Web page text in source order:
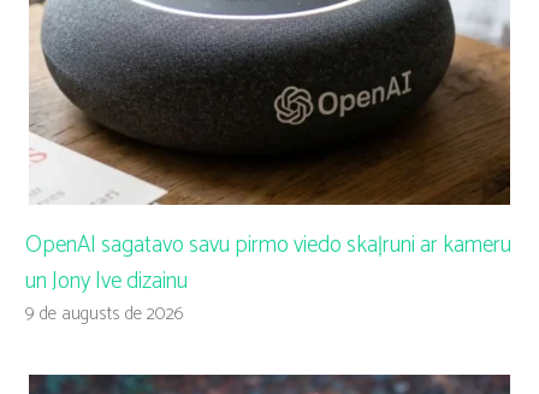
OpenAI sagatavo savu pirmo viedo skaļruni ar kameru
un Jony Ive dizainu
9 de augusts de 2026